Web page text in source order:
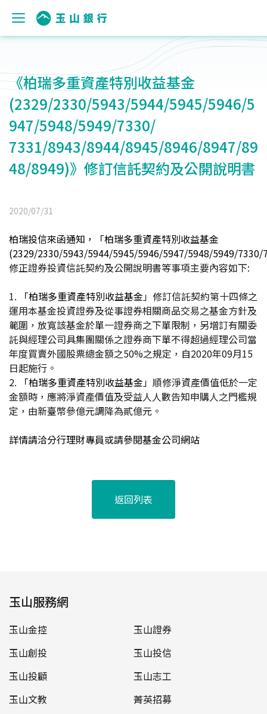
《柏瑞多重資產特別收益基金
(2329/2330/5943/5944/5945/5946/5
947/5948/5949/7330/
7331/8943/8944/8945/8946/8947/89
48/8949)》修訂信託契約及公開說明書
2020/07/31
柏瑞投信來函通知，「柏瑞多重資產特別收益基金
(2329/2330/5943/5944/5945/5946/5947/5948/5949/7330/
修正證券投資信託契約及公開說明書等事項主要內容如下:
1.
「柏瑞多重資產特別收益基金」修訂信託契約第十四條之
運用本基金投資證券及從事證券相關商品交易之基金方針及
範圍，放寬該基金於單一證券商之下單限制，另增訂有關委
託與經理公司具集團關係之證券商下單不得超過經理公司當
年度買賣外國股票總金額之50%之規定，自2020年09月15
日起施行。
2.
「柏瑞多重資產特別收益基金」順修淨資產價值低於一定
金額時，應將淨資產價值及受益人人數告知申購人之門檻規
定，由新臺幣參億元調降為貳億元。
詳情請洽分行理財專員或請參閱基金公司網站
返回列表
玉山服務網
玉山金控
玉山證券
玉山創投
玉山投信
玉山投顧
玉山志工
玉山文教
菁英招募